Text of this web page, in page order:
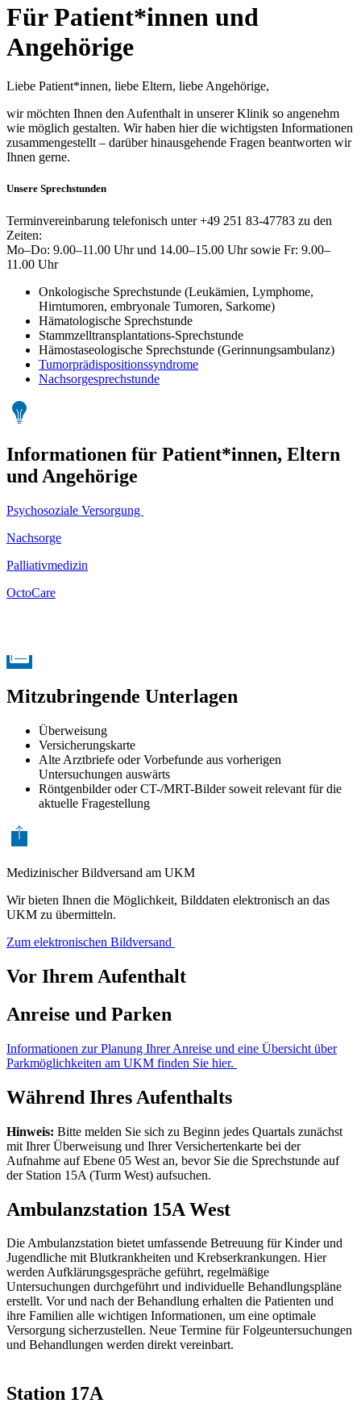
Für Patient*innen und
Angehörige
Liebe Patient*innen, liebe Eltern, liebe Angehörige,
wir möchten Ihnen den Aufenthalt in unserer Klinik so angenehm
wie möglich gestalten. Wir haben hier die wichtigsten Informationen
zusammengestellt – darüber hinausgehende Fragen beantworten wir
Ihnen gerne.
Unsere Sprechstunden
Terminvereinbarung telefonisch unter+49 251 83-47783 zu den
Zeiten:
Mo–Do: 9.00–11.00 Uhr und 14.00–15.00 Uhr sowie Fr: 9.00–
11.00 Uhr
Onkologische Sprechstunde (Leukämien, Lymphome,
Hirntumoren, embryonale Tumoren, Sarkome)
Hämatologische Sprechstunde
Stammzelltransplantations-Sprechstunde
Hämostaseologische Sprechstunde (Gerinnungsambulanz)
Tumorprädispositionssyndrome
Nachsorgesprechstunde
Informationen für Patient*innen, Eltern
und Angehörige
Psychosoziale Versorgung
Nachsorge
Palliativmedizin
OctoCare
Mitzubringende Unterlagen
Überweisung
Versicherungskarte
Alte Arztbriefe oder Vorbefunde aus vorherigen
Untersuchungen auswärts
Röntgenbilder oder CT-/MRT-Bilder soweit relevant für die
aktuelle Fragestellung
Medizinischer Bildversand am UKM
Wir bieten Ihnen die Möglichkeit, Bilddaten elektronisch an das
UKM zu übermitteln.
Zum elektronischen Bildversand
Vor Ihrem Aufenthalt
Anreise und Parken
Informationen zur Planung Ihrer Anreise und eine Übersicht über
Parkmöglichkeiten am UKM finden Sie hier.
Während Ihres Aufenthalts
Hinweis: Bitte melden Sie sich zu Beginn jedes Quartals zunächst
mit Ihrer Überweisung und Ihrer Versichertenkarte bei der
Aufnahme auf Ebene 05 West an, bevor Sie die Sprechstunde auf
der Station 15A (Turm West) aufsuchen.
Ambulanzstation 15A West
Die Ambulanzstation bietet umfassende Betreuung für Kinder und
Jugendliche mit Blutkrankheiten und Krebserkrankungen. Hier
werden Aufklärungsgespräche geführt, regelmäßige
Untersuchungen durchgeführt und individuelle Behandlungspläne
erstellt. Vor und nach der Behandlung erhalten die Patienten und
ihre Familien alle wichtigen Informationen, um eine optimale
Versorgung sicherzustellen. Neue Termine für Folgeuntersuchungen
und Behandlungen werden direkt vereinbart.
Station 17A